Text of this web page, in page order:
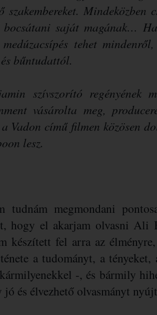
szakembereket.
bocsátani saját magának…
medúzacsípés tehet
bűntudattól.
szívszorító regényének
vásárolta meg,
a Vadon című filmen közösen
lesz.
tudnám megmondani
hogy el akarjam olvasni Ali
készített fel arra az
a tudományt, a
-, és bármily
jó és élvezhető olvasmányt